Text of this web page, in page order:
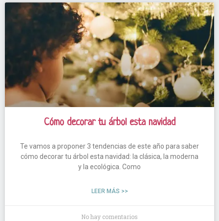
Cómo decorar tu árbol esta navidad
Te vamos a proponer 3 tendencias de este año para saber
cómo decorar tu árbol esta navidad: la clásica, la moderna
y la ecológica. Como
LEER MÁS >>
No hay comentarios